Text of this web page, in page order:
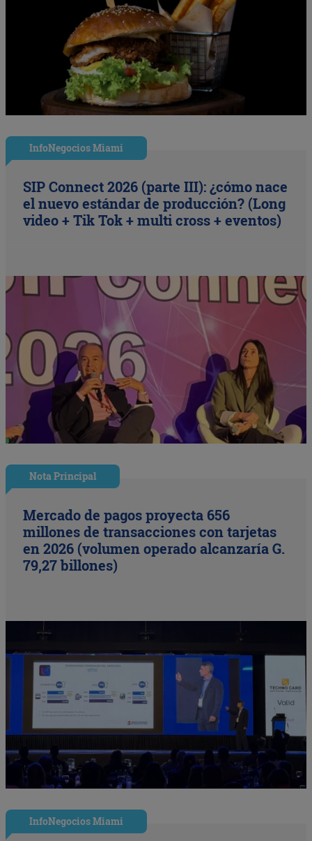
InfoNegocios Miami
SIP Connect 2026 (parte III): ¿cómo nace
el nuevo estándar de producción? (Long
video + Tik Tok + multi cross + eventos)
Nota Principal
Mercado de pagos proyecta 656
millones de transacciones con tarjetas
en 2026 (volumen operado alcanzaría G.
79,27 billones)
InfoNegocios Miami